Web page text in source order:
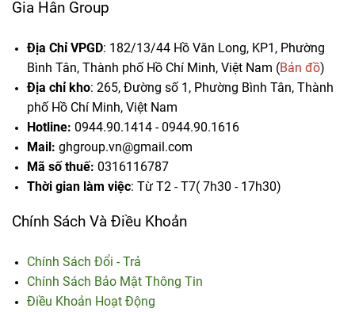
Gia Hân Group
Địa Chỉ VPGD: 182/13/44 Hồ Văn Long, KP1, Phường
Bình Tân, Thành phố Hồ Chí Minh, Việt Nam (Bản đồ)
Địa chỉ kho: 265, Đường số 1, Phường Bình Tân, Thành
phố Hồ Chí Minh, Việt Nam
Hotline: 0944.90.1414 - 0944.90.1616
Mail: ghgroup.vn@gmail.com
Mã số thuế: 0316116787
Thời gian làm việc: Từ T2 - T7( 7h30 - 17h30)
Chính Sách Và Điều Khoản
Chính Sách Đổi - Trả
Chính Sách Bảo Mật Thông Tin
Điều Khoản Hoạt Động